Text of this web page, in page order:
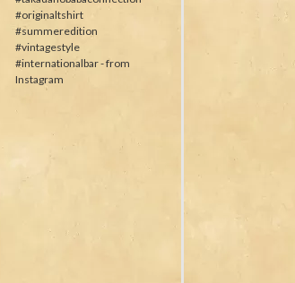
#originaltshirt
#summeredition
#vintagestyle
#internationalbar - from
Instagram